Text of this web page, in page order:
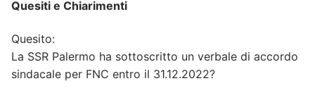
Quesiti e Chiarimenti
Quesito:
La SSR Palermo ha sottoscritto un verbale di accordo
sindacale per FNC entro il 31.12.2022?